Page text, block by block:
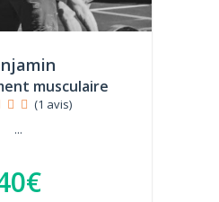
musculaire
(1 avis)
...